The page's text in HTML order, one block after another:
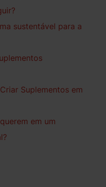
sustentável para a
Suplementos em
em um